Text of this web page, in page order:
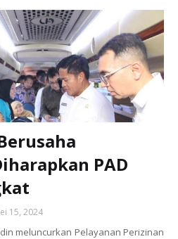
PAD
15, 2024
meluncurkan Pelayanan Perizinan